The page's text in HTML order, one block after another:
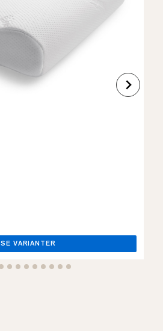
SE VARIANTER